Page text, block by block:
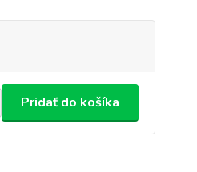
Pridať do košíka